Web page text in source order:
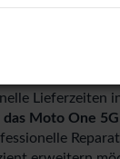
Lieferzeiten
Moto One 5G